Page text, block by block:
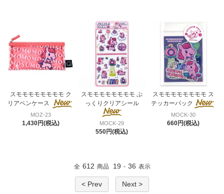
スモモモモモモモモ ク
リアペンケース
MOZ-23
1,430円(税込)
スモモモモモモモモ ぷ
っくりクリアシール
MOCK-29
550円(税込)
スモモモモモモモモ ス
テッカーパック
MOCK-30
660円(税込)
全 612 商品 19 - 36 表示
< Prev Next >